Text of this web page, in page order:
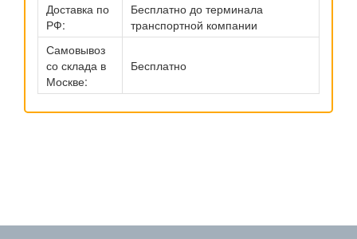
Доставка по
РФ:
Бесплатно до терминала
транспортной компании
Самовывоз
со склада в
Москве:
Бесплатно